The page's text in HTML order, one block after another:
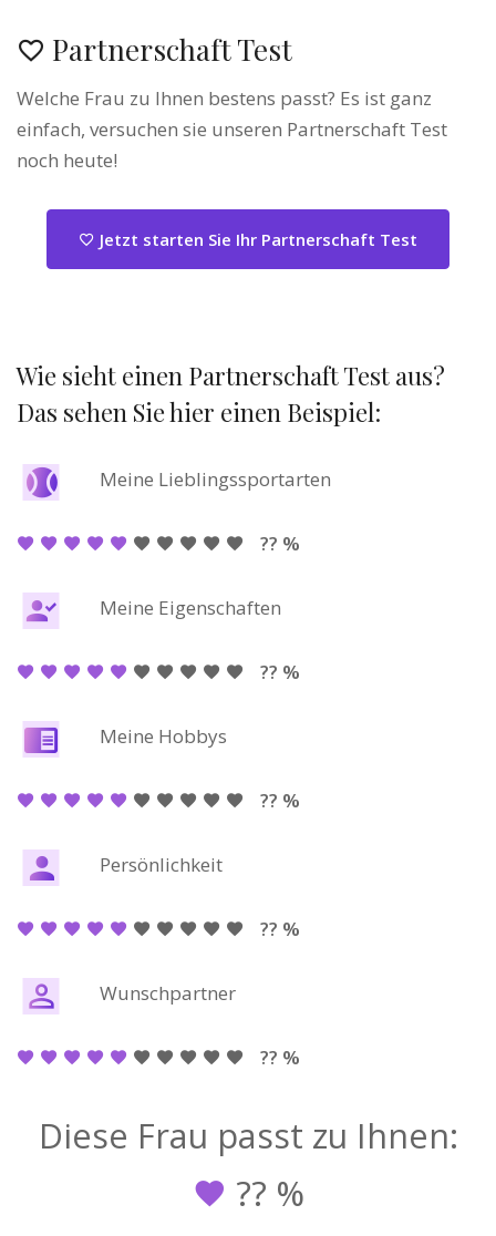
Partnerschaft Test
Welche Frau zu Ihnen bestens passt? Es ist ganz
einfach, versuchen sie unseren Partnerschaft Test
noch heute!
Jetzt starten Sie Ihr Partnerschaft Test
Wie sieht einen Partnerschaft Test aus?
Das sehen Sie hier einen Beispiel:
Meine Lieblingssportarten
?? %
Meine Eigenschaften
?? %
Meine Hobbys
?? %
Persönlichkeit
?? %
Wunschpartner
?? %
Diese Frau passt zu Ihnen:
?? %